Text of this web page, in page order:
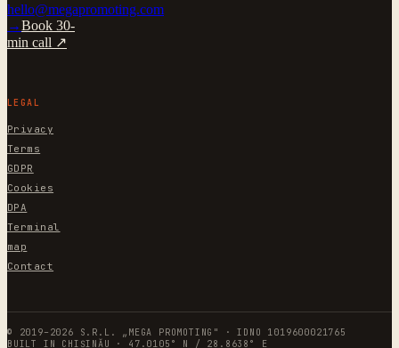
hello@megapromoting.com
→Book 30-
min call ↗
LEGAL
Privacy
Terms
GDPR
Cookies
DPA
Terminal
map
Contact
© 2019–2026 S.R.L. „MEGA PROMOTING" · IDNO 1019600021765
BUILT IN CHIȘINĂU · 47.0105° N / 28.8638° E